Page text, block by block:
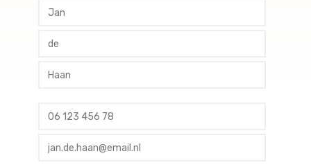
profile voornaam
profile tussenvoegsel
profile achternaam
profile telefoon
profile email